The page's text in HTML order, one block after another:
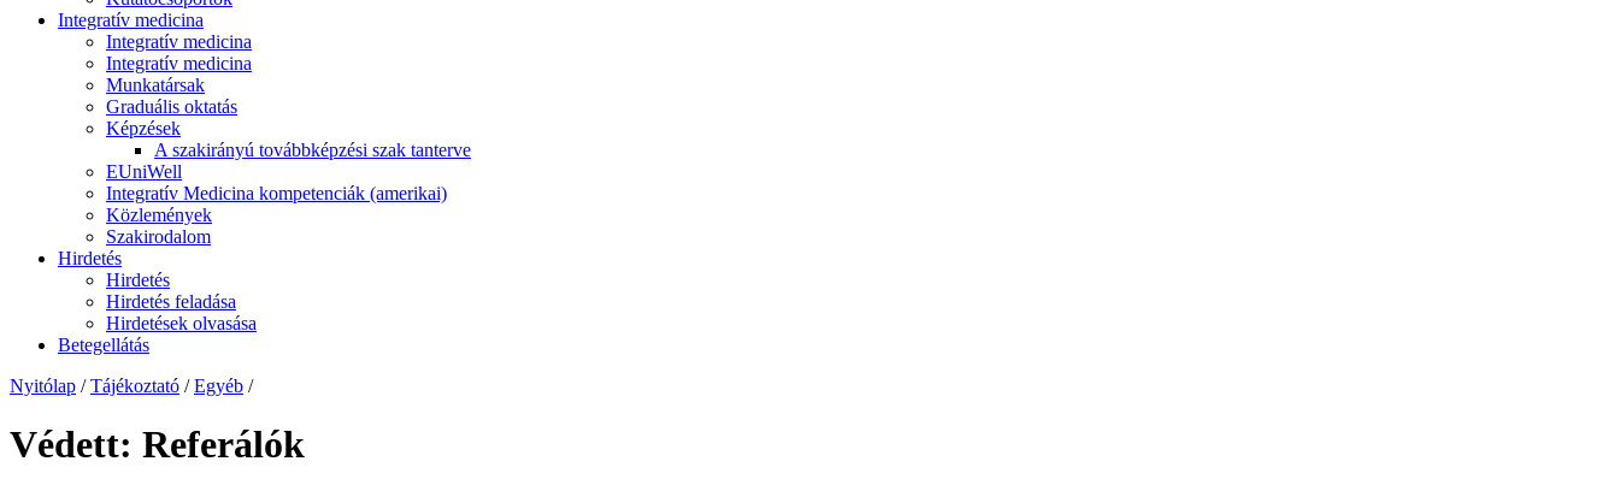
Integratív medicina
Integratív medicina
Integratív medicina
Munkatársak
Graduális oktatás
Képzések
A szakirányú továbbképzési szak tanterve
EUniWell
Integratív Medicina kompetenciák (amerikai)
Közlemények
Szakirodalom
Hirdetés
Hirdetés
Hirdetés feladása
Hirdetések olvasása
Betegellátás
Nyitólap / Tájékoztató / Egyéb /
Védett: Referálók